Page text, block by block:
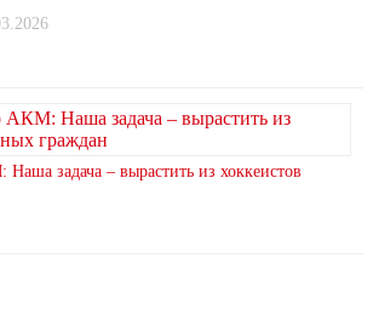
задача – вырастить из хоккеистов